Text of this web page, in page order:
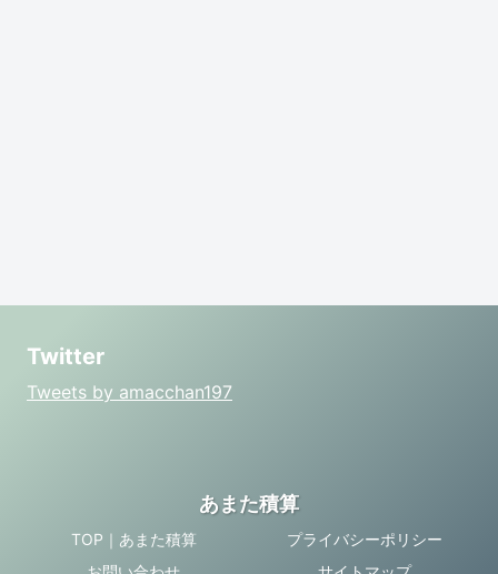
Twitter
Tweets by amacchan197
あまた積算
TOP｜あまた積算
プライバシーポリシー